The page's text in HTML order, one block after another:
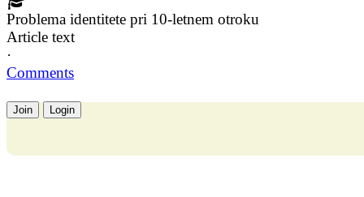
Problema identitete pri 10-letnem otroku
Article text
·
Comments
Join Login